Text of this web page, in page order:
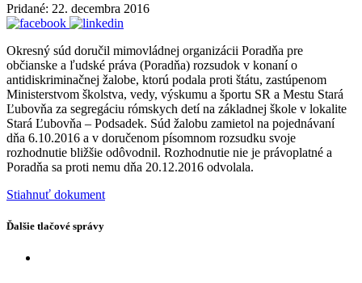
Pridané: 22. decembra 2016
Okresný súd doručil mimovládnej organizácii Poradňa pre
občianske a ľudské práva (Poradňa) rozsudok v konaní o
antidiskriminačnej žalobe, ktorú podala proti štátu, zastúpenom
Ministerstvom školstva, vedy, výskumu a športu SR a Mestu Stará
Ľubovňa za segregáciu rómskych detí na základnej škole v lokalite
Stará Ľubovňa – Podsadek. Súd žalobu zamietol na pojednávaní
dňa 6.10.2016 a v doručenom písomnom rozsudku svoje
rozhodnutie bližšie odôvodnil. Rozhodnutie nie je právoplatné a
Poradňa sa proti nemu dňa 20.12.2016 odvolala.
Stiahnuť dokument
Ďalšie tlačové správy